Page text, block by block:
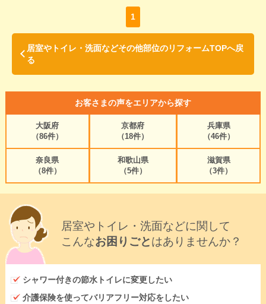
1
居室やトイレ・洗面などその他部位のリフォームTOPへ戻
る
お客さまの声をエリアから探す
大阪府
（86件）
京都府
（18件）
兵庫県
（46件）
奈良県
（8件）
和歌山県
（5件）
滋賀県
（3件）
居室やトイレ・洗面などに関して
こんなお困りごとはありませんか？
シャワー付きの節水トイレに変更したい
介護保険を使ってバリアフリー対応をしたい